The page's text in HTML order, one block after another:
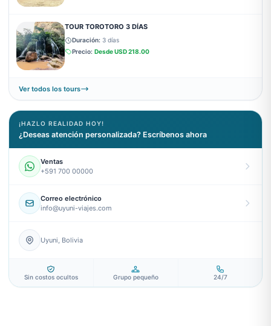
TOUR TOROTORO 3 DÍAS
Duración: 3 días
Precio: DesdeUSD 218.00
Ver todos los tours
¡HAZLO REALIDAD HOY!
¿Deseas atención personalizada? Escríbenos ahora
Ventas
+591 700 00000
Correo electrónico
info@uyuni-viajes.com
Uyuni, Bolivia
Sin costos ocultos Grupo pequeño 24/7